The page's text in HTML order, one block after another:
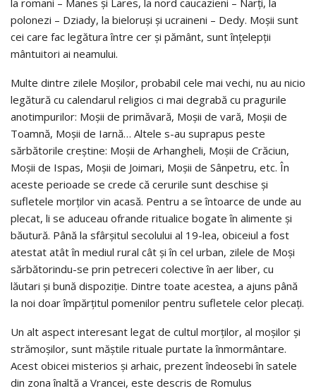
polonezi – Dziady, la bieloruşi şi ucraineni – Dedy. Moșii sunt
cei care fac legătura între cer și pământ, sunt înțelepții
mântuitori ai neamului.
Multe dintre zilele Moșilor, probabil cele mai vechi, nu au nicio
legătură cu calendarul religios ci mai degrabă cu pragurile
anotimpurilor: Moşii de primăvară, Moşii de vară, Moşii de
Toamnă, Moşii de Iarnă… Altele s-au suprapus peste
sărbătorile creștine: Moşii de Arhangheli, Moşii de Crăciun,
Moşii de Ispas, Moşii de Joimari, Moşii de Sânpetru, etc. În
aceste perioade se crede că cerurile sunt deschise și
sufletele morților vin acasă. Pentru a se întoarce de unde au
plecat, li se aduceau ofrande ritualice bogate în alimente și
băutură. Până la sfârșitul secolului al 19-lea, obiceiul a fost
atestat atât în mediul rural cât și în cel urban, zilele de Moși
sărbătorindu-se prin petreceri colective în aer liber, cu
lăutari și bună dispoziție. Dintre toate acestea, a ajuns până
la noi doar împărțitul pomenilor pentru sufletele celor plecați.
Un alt aspect interesant legat de cultul morților, al moșilor și
strămoșilor, sunt măștile rituale purtate la înmormântare.
Acest obicei misterios și arhaic, prezent îndeosebi în satele
din zona înaltă a Vrancei, este descris de Romulus